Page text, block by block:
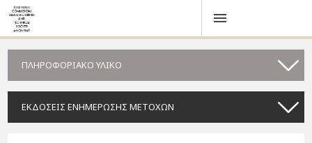
ΠΛΗΡΟΦΟΡΙΑΚΟ ΥΛΙΚΟ
ΕΚΔΟΣΕΙΣ ΕΝΗΜΕΡΩΣΗΣ ΜΕΤΟΧΩΝ